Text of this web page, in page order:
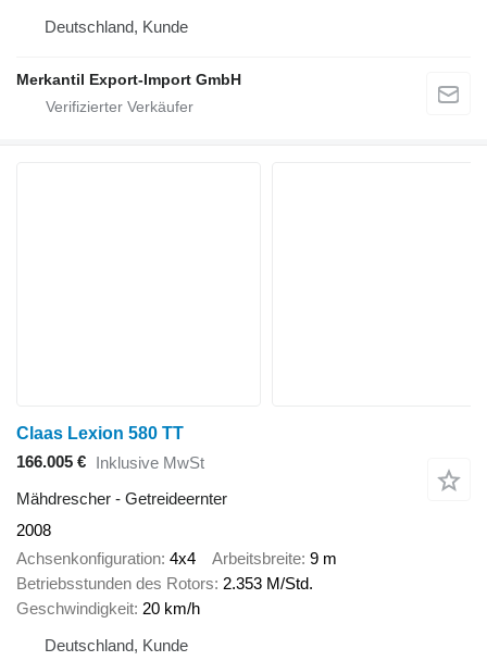
Deutschland, Kunde
Merkantil Export-Import GmbH
Claas Lexion 580 TT
166.005 € Inklusive MwSt
Mähdrescher - Getreideernter
2008
Achsenkonfiguration 4x4 Arbeitsbreite 9 m
Betriebsstunden des Rotors 2.353 M/Std.
Geschwindigkeit 20 km/h
Deutschland, Kunde